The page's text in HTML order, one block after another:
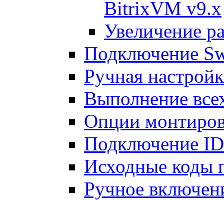
BitrixVM v9.x
Увеличение
Подключение
Ручная
Выполнение
Опции
Подключение
Исходные коды
Ручное